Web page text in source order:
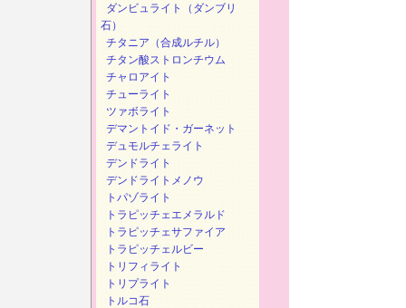
ダンビュライト（ダンブリ
石）
チタニア（合成ルチル）
チタン酸ストロンチウム
チャロアイト
チューライト
ツァボライト
デマントイド・ガーネット
デュモルチェライト
デンドライト
デンドライトメノウ
トパゾライト
トラピッチェエメラルド
トラピッチェサファイア
トラピッチェルビー
トリフィライト
トリプライト
トルコ石